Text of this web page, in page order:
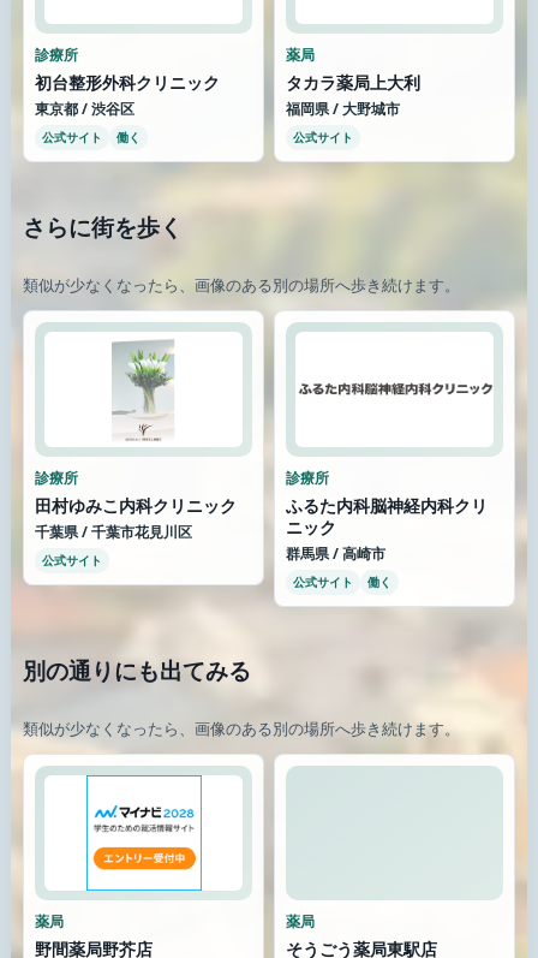
診療所
初台整形外科クリニック
東京都 / 渋谷区
公式サイト 働く
薬局
タカラ薬局上大利
福岡県 / 大野城市
公式サイト
さらに街を歩く
類似が少なくなったら、画像のある別の場所へ歩き続けます。
診療所
田村ゆみこ内科クリニック
千葉県 / 千葉市花見川区
公式サイト
診療所
ふるた内科脳神経内科クリ
ニック
群馬県 / 高崎市
公式サイト 働く
別の通りにも出てみる
類似が少なくなったら、画像のある別の場所へ歩き続けます。
薬局
野間薬局野芥店
薬局
そうごう薬局東駅店